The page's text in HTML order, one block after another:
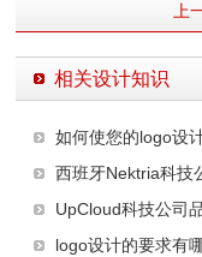
上
相关设计知识
如何使您的logo设
西班牙Nektria科技
UpCloud科技公司
logo设计的要求有